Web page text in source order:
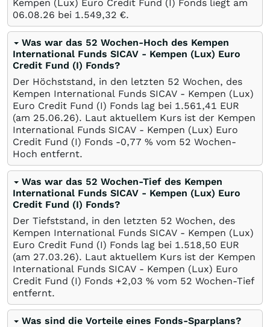
Kempen (Lux) Euro Credit Fund (I) Fonds liegt am
06.08.26 bei 1.549,32 €.
Was war das 52 Wochen-Hoch des Kempen
International Funds SICAV - Kempen (Lux) Euro
Credit Fund (I) Fonds?
Der Höchststand, in den letzten 52 Wochen, des
Kempen International Funds SICAV - Kempen (Lux)
Euro Credit Fund (I) Fonds lag bei 1.561,41 EUR
(am 25.06.26). Laut aktuellem Kurs ist der Kempen
International Funds SICAV - Kempen (Lux) Euro
Credit Fund (I) Fonds -0,77 % vom 52 Wochen-
Hoch entfernt.
Was war das 52 Wochen-Tief des Kempen
International Funds SICAV - Kempen (Lux) Euro
Credit Fund (I) Fonds?
Der Tiefststand, in den letzten 52 Wochen, des
Kempen International Funds SICAV - Kempen (Lux)
Euro Credit Fund (I) Fonds lag bei 1.518,50 EUR
(am 27.03.26). Laut aktuellem Kurs ist der Kempen
International Funds SICAV - Kempen (Lux) Euro
Credit Fund (I) Fonds +2,03 % vom 52 Wochen-Tief
entfernt.
Was sind die Vorteile eines Fonds-Sparplans?